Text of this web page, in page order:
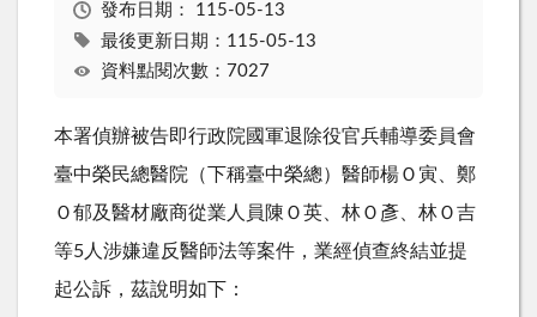
發布日期： 115-05-13
最後更新日期：115-05-13
資料點閱次數：7027
本署偵辦被告即行政院國軍退除役官兵輔導委員會
臺中榮民總醫院（下稱臺中榮總）醫師楊Ｏ寅、鄭
Ｏ郁及醫材廠商從業人員陳Ｏ英、林Ｏ彥、林Ｏ吉
等5人涉嫌違反醫師法等案件，業經偵查終結並提
起公訴，茲說明如下：